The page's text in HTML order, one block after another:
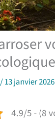
/13 janvier 2026
4.9/5 - (8